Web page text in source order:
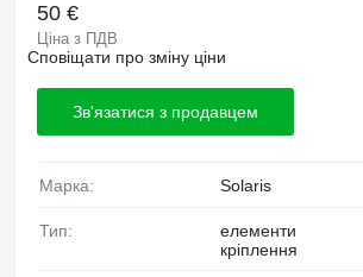
50 €
Ціна з ПДВ
Сповіщати про зміну ціни
Зв'язатися з продавцем
Марка: Solaris
Тип:
елементи
кріплення